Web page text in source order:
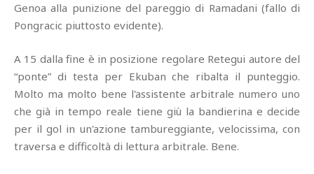
Genoa alla punizione del pareggio di Ramadani (fallo di
Pongracic piuttosto evidente).
A 15 dalla fine è in posizione regolare Retegui autore del
“ponte” di testa per Ekuban che ribalta il punteggio.
Molto ma molto bene l'assistente arbitrale numero uno
che già in tempo reale tiene giù la bandierina e decide
per il gol in un'azione tambureggiante, velocissima, con
traversa e difficoltà di lettura arbitrale. Bene.